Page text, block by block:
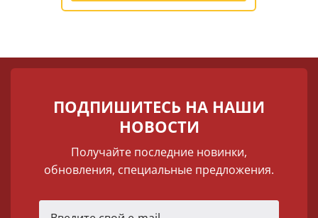
ПОДПИШИТЕСЬ НА НАШИ
НОВОСТИ
Получайте последние новинки,
обновления, специальные предложения.